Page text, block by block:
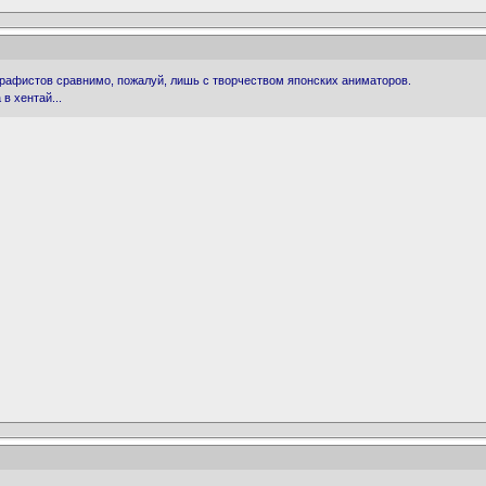
сравнимо, пожалуй, лишь с творчеством японских аниматоров.
хентай...